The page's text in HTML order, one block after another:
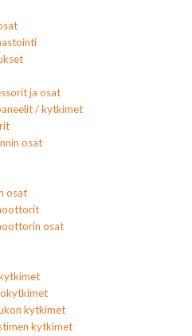
ja osat
/ kytkimet
osat
osat
osat
kytkimet
kytkimet